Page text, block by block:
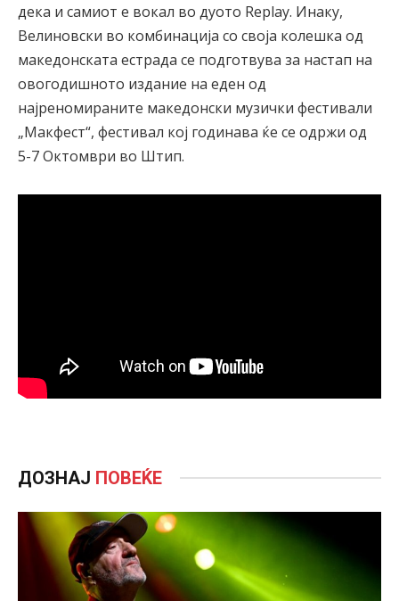
дека и самиот е вокал во дуото Replay. Инаку,
Велиновски во комбинација со своја колешка од
македонската естрада се подготвува за настап на
овогодишното издание на еден од
најреномираните македонски музички фестивали
„Макфест“, фестивал кој годинава ќе се одржи од
5-7 Октомври во Штип.
ДОЗНАЈ ПОВЕЌЕ